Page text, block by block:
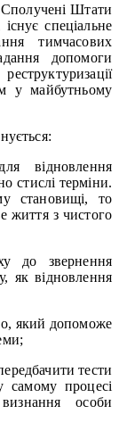
Сполучені Штати
спеціальне
тимчасових
допомоги
у майбутньому
відновлення
стислі терміни.
становищі, то
життя з чистого
до звернення
як відновлення
який допоможе
тести
самому процесі
особи